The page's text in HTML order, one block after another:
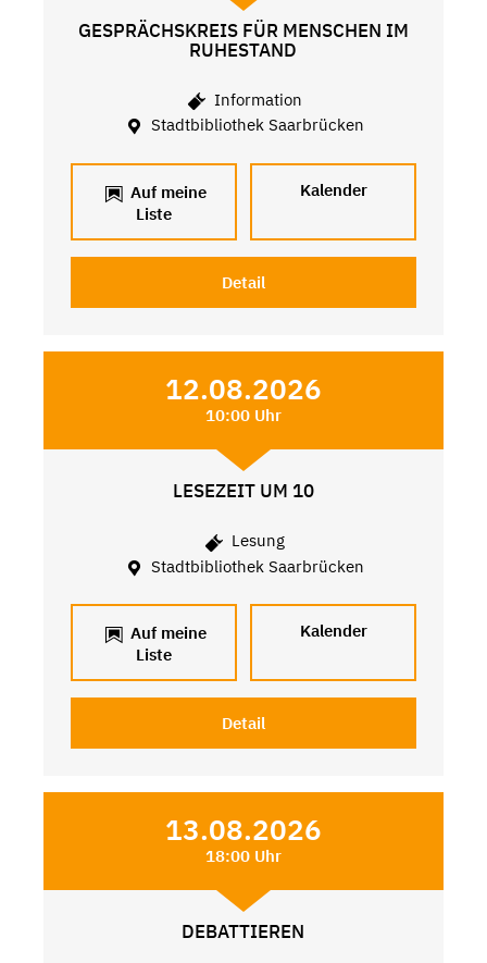
GESPRÄCHSKREIS FÜR MENSCHEN IM
RUHESTAND
Information
Stadtbibliothek Saarbrücken
Auf meine
Liste
Kalender
Detail
12.08.2026
10:00 Uhr
LESEZEIT UM 10
Lesung
Stadtbibliothek Saarbrücken
Auf meine
Liste
Kalender
Detail
13.08.2026
18:00 Uhr
DEBATTIEREN